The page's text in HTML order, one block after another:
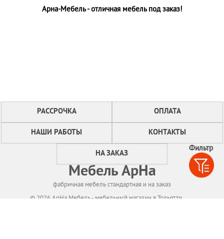
Фильтр
Арна-Мебель - отличная мебель под заказ!
РАССРОЧКА ОПЛАТА
НАШИ РАБОТЫ КОНТАКТЫ
НА ЗАКАЗ
Мебель АрНа
фабричная мебель стандартная и на заказ
© 2026 АрНа Мебель - мебельный магазин в Тольятти